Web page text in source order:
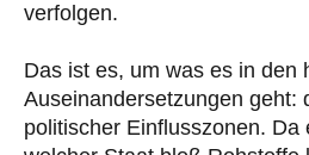
verfolgen.
Das ist es, um was es in den
Auseinandersetzungen
pol­i­tischer Einflusszonen. Da